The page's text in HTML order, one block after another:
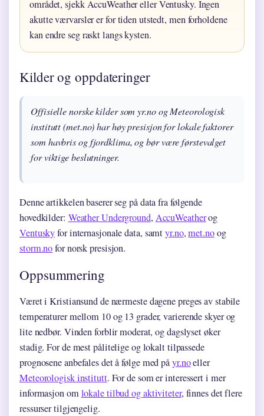
området, sjekk AccuWeather eller Ventusky. Ingen
akutte værvarsler er for tiden utstedt, men forholdene
kan endre seg raskt langs kysten.
Kilder og oppdateringer
Offisielle norske kilder som yr.no og Meteorologisk
institutt (met.no) har høy presisjon for lokale faktorer
som havbris og fjordklima, og bør være førstevalget
for viktige beslutninger.
Denne artikkelen baserer seg på data fra følgende
hovedkilder: Weather Underground, AccuWeatherog
Ventuskyfor internasjonale data, samtyr.no,met.noog
storm.nofor norsk presisjon.
Oppsummering
Været i Kristiansund de nærmeste dagene preges av stabile
temperaturer mellom 10 og 13 grader, varierende skyer og
lite nedbør. Vinden forblir moderat, og dagslyset øker
stadig. For de mest pålitelige og lokalt tilpassede
prognosene anbefales det å følge med påyr.noeller
Meteorologisk institutt. For de som er interessert i mer
informasjon omlokale tilbud og aktiviteter, finnes det flere
ressurser tilgjengelig.